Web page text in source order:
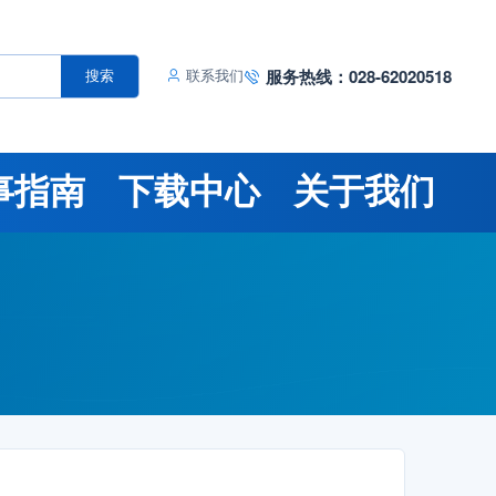
搜索 联系我们 服务热线：028-62020518
指南 下载中心 关于我们